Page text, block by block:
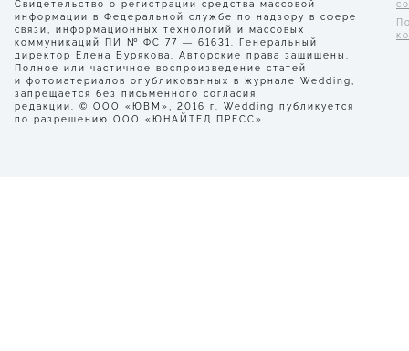
Свидетельство о регистрации средства массовой
информации в Федеральной службе по надзору в сфере
связи, информационных технологий и массовых
коммуникаций ПИ № ФС 77 — 61631. Генеральный
директор Елена Бурякова. Авторские права защищены.
Полное или частичное воспроизведение статей
и фотоматериалов опубликованных в журнале Wedding,
запрещается без письменного согласия
редакции. © ООО «ЮВМ», 2016 г. Wedding публикуется
по разрешению ООО «ЮНАЙТЕД ПРЕСС».